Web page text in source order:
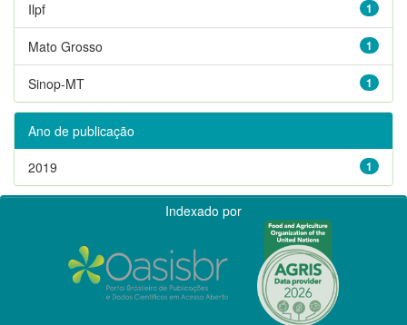
1
Ilpf
1
Mato Grosso
1
Sinop-MT
Ano de publicação
1
2019
Indexado por